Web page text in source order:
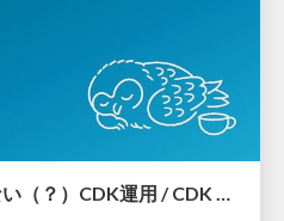
ドリフトを絶対に許さない（？）CDK運用 / CDK Ops with Zero Tolerance for Drifts (?)